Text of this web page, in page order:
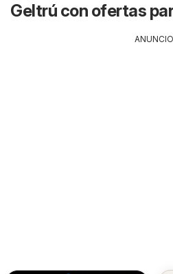
Geltrú con ofertas
ANUNCIO